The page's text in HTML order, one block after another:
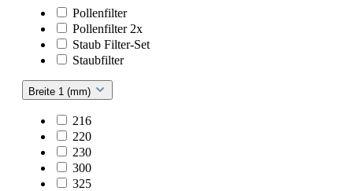
Pollenfilter
Pollenfilter 2x
Staub Filter-Set
Staubfilter
Breite 1 (mm)
216
220
230
300
325